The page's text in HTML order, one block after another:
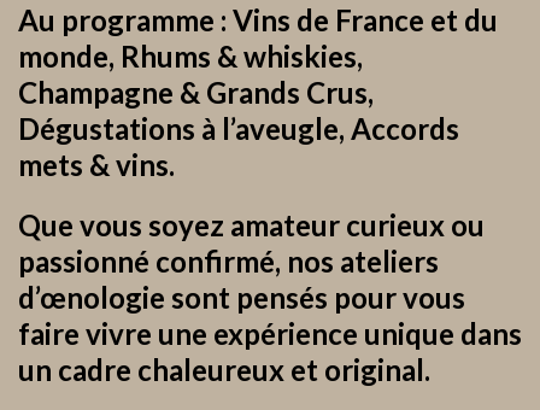
Au programme : Vins de France et du
monde, Rhums & whiskies,
Champagne & Grands Crus,
Dégustations à l’aveugle, Accords
mets & vins.
Que vous soyez amateur curieux ou
passionné confirmé, nos ateliers
d’œnologie sont pensés pour vous
faire vivre une expérience unique dans
un cadre chaleureux et original.